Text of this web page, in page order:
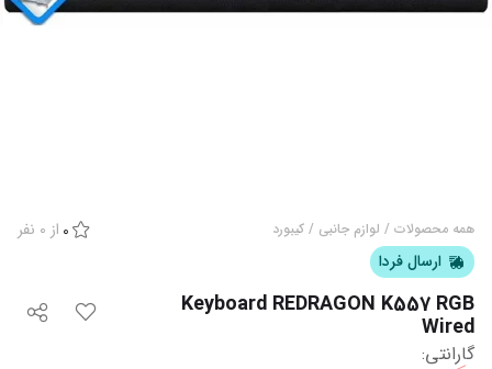
همه محصولات / لوازم جانبی / کیبورد 0 از 0 نفر
ارسال فردا
Keyboard REDRAGON K557 RGB
Wired
گارانتی: